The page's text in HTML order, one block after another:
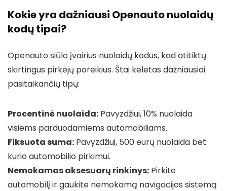
Kokie yra dažniausi Openauto nuolaidų
kodų tipai?
Openauto siūlo įvairius nuolaidų kodus, kad atitiktų
skirtingus pirkėjų poreikius. Štai keletas dažniausiai
pasitaikančių tipų:
Procentinė nuolaida: Pavyzdžiui, 10% nuolaida
visiems parduodamiems automobiliams.
Fiksuota suma: Pavyzdžiui, 500 eurų nuolaida bet
kurio automobilio pirkimui.
Nemokamas aksesuarų rinkinys: Pirkite
automobilį ir gaukite nemokamą navigacijos sistemą